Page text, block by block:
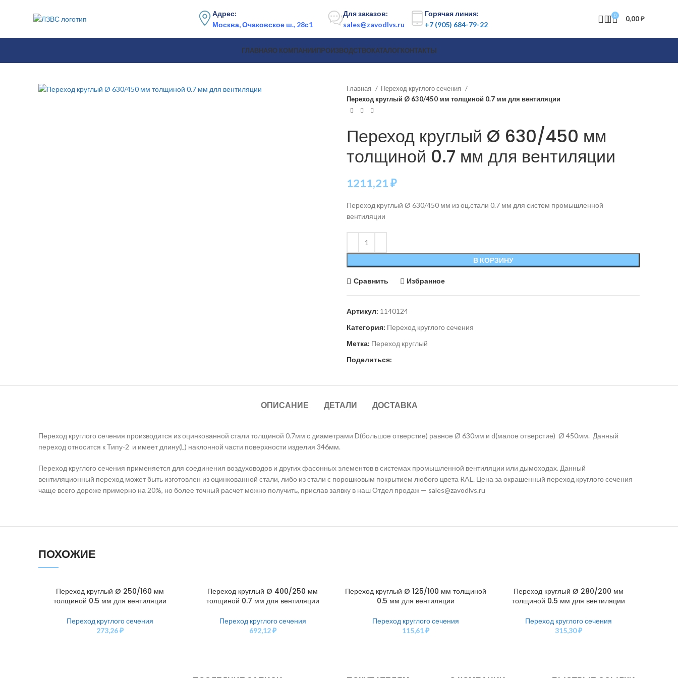
Адрес:
Москва, Очаковское ш., 28с1
Для заказов:
sales@zavodlvs.ru
Горячая линия:
+7 (905) 684-79-22
0 0,00₽
ГЛАВНАЯО КОМПАНИИПРОИЗВОДСТВОКАТАЛОГКОНТАКТЫ
Главная
Переход круглого сечения
Переход круглый Ø 630/450 мм толщиной 0.7 мм для вентиляции
Переход круглый Ø 630/450 мм
толщиной 0.7 мм для вентиляции
1211,21₽
Переход круглый Ø 630/450 мм из оц.стали 0.7 мм для систем промышленной
вентиляции
В КОРЗИНУ
Сравнить Избранное
Артикул: 1140124
Категория: Переход круглого сечения
Метка: Переход круглый
Поделиться:
ОПИСАНИЕ ДЕТАЛИ ДОСТАВКА
Переход круглого сечения производится из оцинкованной стали толщиной 0.7мм с диаметрами D(большое отверстие) равное Ø 630мм и d(малое отверстие) Ø 450мм. Данный
переход относится к Типу-2 и имеет длину(L) наклонной части поверхности изделия 346мм.
Переход круглого сечения применяется для соединения воздуховодов и других фасонных элементов в системах промышленной вентиляции или дымоходах. Данный
вентиляционный переход может быть изготовлен из оцинкованной стали, либо из стали с порошковым покрытием любого цвета RAL. Цена за окрашенный переход круглого сечения
чаще всего дороже примерно на 20%, но более точный расчет можно получить, прислав заявку в наш Отдел продаж — sales@zavodlvs.ru
ПОХОЖИЕ
В КОРЗИНУ
Переход круглый Ø 250/160 мм
толщиной 0.5 мм для вентиляции
Переход круглого сечения
273,26₽
В КОРЗИНУ
Переход круглый Ø 400/250 мм
толщиной 0.7 мм для вентиляции
Переход круглого сечения
692,12₽
В КОРЗИНУ
Переход круглый Ø 125/100 мм толщиной
0.5 мм для вентиляции
Переход круглого сечения
115,61₽
В КОРЗИНУ
Переход круглый Ø 280/200 мм
толщиной 0.5 мм для вентиляции
Переход круглого сечения
315,30₽